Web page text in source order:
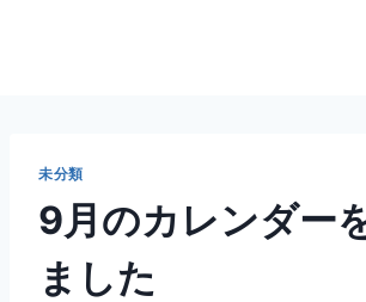
未分類
9月のカレンダー
ました